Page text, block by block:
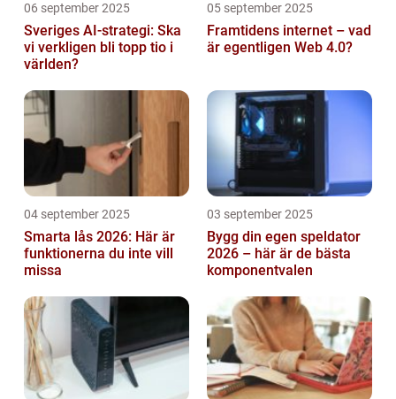
06 september 2025
Sveriges AI-strategi: Ska
vi verkligen bli topp tio i
världen?
05 september 2025
Framtidens internet – vad
är egentligen Web 4.0?
04 september 2025
Smarta lås 2026: Här är
funktionerna du inte vill
missa
03 september 2025
Bygg din egen speldator
2026 – här är de bästa
komponentvalen